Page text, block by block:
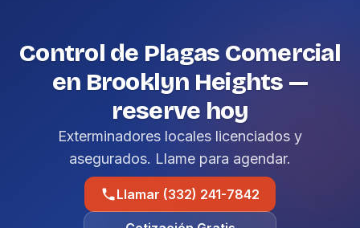
Control de Plagas Comercial
en Brooklyn Heights —
reserve hoy
Exterminadores locales licenciados y
asegurados. Llame para agendar.
Llamar (332) 241-7842